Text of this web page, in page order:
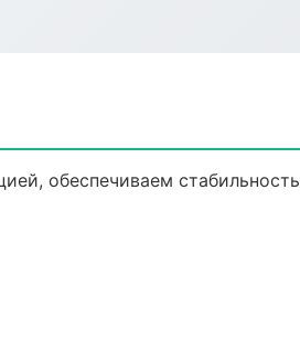
обеспечиваем стабильность